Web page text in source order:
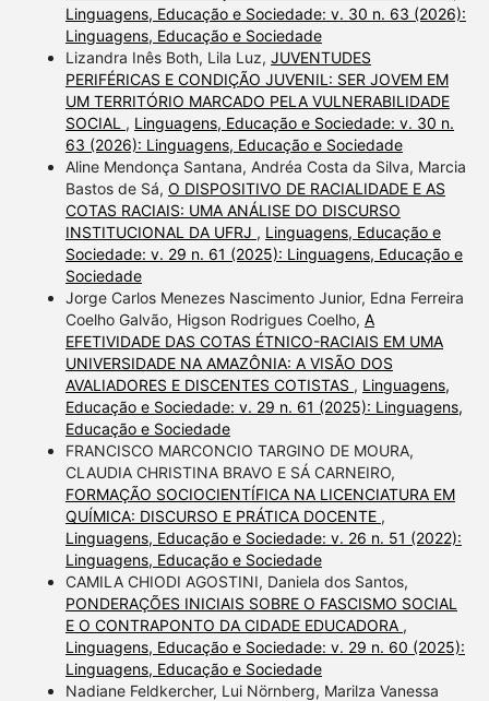
Linguagens, Educação e Sociedade: v. 30 n. 63 (2026):
Linguagens, Educação e Sociedade
Lizandra Inês Both, Lila Luz, JUVENTUDES
PERIFÉRICAS E CONDIÇÃO JUVENIL: SER JOVEM EM
UM TERRITÓRIO MARCADO PELA VULNERABILIDADE
SOCIAL , Linguagens, Educação e Sociedade: v. 30 n.
63 (2026): Linguagens, Educação e Sociedade
Aline Mendonça Santana, Andréa Costa da Silva, Marcia
Bastos de Sá, O DISPOSITIVO DE RACIALIDADE E AS
COTAS RACIAIS: UMA ANÁLISE DO DISCURSO
INSTITUCIONAL DA UFRJ , Linguagens, Educação e
Sociedade: v. 29 n. 61 (2025): Linguagens, Educação e
Sociedade
Jorge Carlos Menezes Nascimento Junior, Edna Ferreira
Coelho Galvão, Higson Rodrigues Coelho, A
EFETIVIDADE DAS COTAS ÉTNICO-RACIAIS EM UMA
UNIVERSIDADE NA AMAZÔNIA: A VISÃO DOS
AVALIADORES E DISCENTES COTISTAS , Linguagens,
Educação e Sociedade: v. 29 n. 61 (2025): Linguagens,
Educação e Sociedade
FRANCISCO MARCONCIO TARGINO DE MOURA,
CLAUDIA CHRISTINA BRAVO E SÁ CARNEIRO,
FORMAÇÃO SOCIOCIENTÍFICA NA LICENCIATURA EM
QUÍMICA: DISCURSO E PRÁTICA DOCENTE ,
Linguagens, Educação e Sociedade: v. 26 n. 51 (2022):
Linguagens, Educação e Sociedade
CAMILA CHIODI AGOSTINI, Daniela dos Santos,
PONDERAÇÕES INICIAIS SOBRE O FASCISMO SOCIAL
E O CONTRAPONTO DA CIDADE EDUCADORA ,
Linguagens, Educação e Sociedade: v. 29 n. 60 (2025):
Linguagens, Educação e Sociedade
Nadiane Feldkercher, Lui Nörnberg, Marilza Vanessa